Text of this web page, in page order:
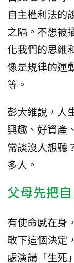
自主權利法的
之隔。不想被
化我們的思維
像是規律的運
等。
彭大維說，人
興趣、好資產
常談沒人想聽
多人。
父母先把
有使命感在身
敢下這個決定
處演講「生死